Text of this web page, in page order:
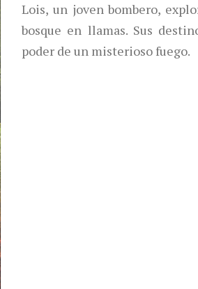
Lois, un joven bombero,
bosque en llamas. Sus
poder de un misterioso fuego.